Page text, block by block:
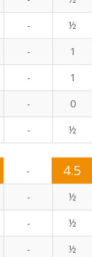
- ½
- 1
- 1
- 0
- ½
- 4.5
- ½
- ½
- ½